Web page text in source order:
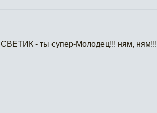
СВЕТИК - ты супер-Молодец!!! ням, ням!!!